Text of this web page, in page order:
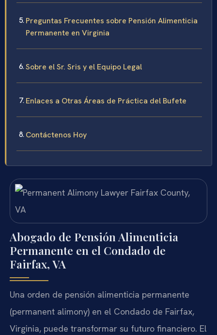
Preguntas Frecuentes sobre Pensión Alimenticia
Permanente en Virginia
Sobre el Sr. Sris y el Equipo Legal
Enlaces a Otras Áreas de Práctica del Bufete
Contáctenos Hoy
Abogado de Pensión Alimenticia
Permanente en el Condado de
Fairfax, VA
Una orden de pensión alimenticia permanente
(permanent alimony) en el Condado de Fairfax,
Virginia, puede transformar su futuro financiero. El